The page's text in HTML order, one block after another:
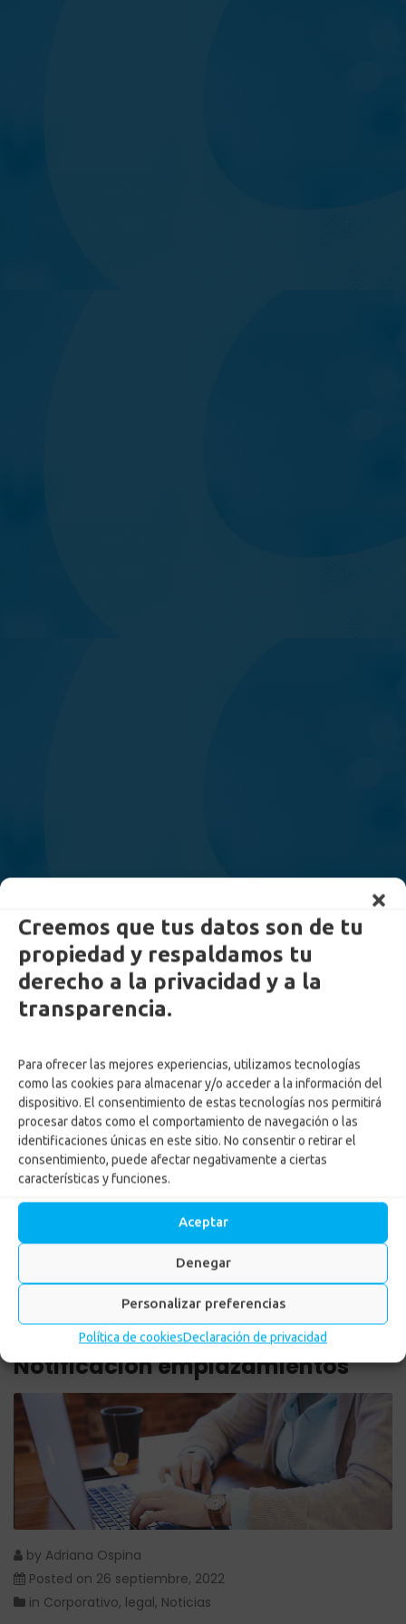
Creemos que tus datos son de tu
propiedad y respaldamos tu
derecho a la privacidad y a la
transparencia.
Para ofrecer las mejores experiencias, utilizamos tecnologías
como las cookies para almacenar y/o acceder a la información del
dispositivo. El consentimiento de estas tecnologías nos permitirá
procesar datos como el comportamiento de navegación o las
identificaciones únicas en este sitio. No consentir o retirar el
consentimiento, puede afectar negativamente a ciertas
características y funciones.
Aceptar
Denegar
Personalizar preferencias
Política de cookiesDeclaración de privacidad
Notificación
emplazamientos
Notificación emplazamientos
Notificación emplazamientos
by Adriana Ospina
Posted on 26 septiembre, 2022
in Corporativo, legal, Noticias